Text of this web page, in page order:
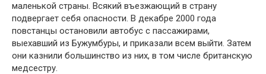
маленькой страны. Всякий въезжающий в страну
подвергает себя опасности. В декабре 2000 года
повстанцы остановили автобус с пассажирами,
выехавший из Бужумбуры, и приказали всем выйти. Затем
они казнили большинство из них, в том числе британскую
медсестру.